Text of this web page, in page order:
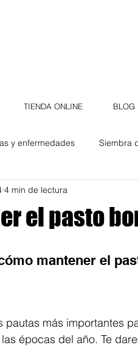
TIENDA ONLINE BLOG
y enfermedades Siembra
de golf
el pasto
4 min de lectura
mantener el
pautas más importantes
épocas del año. Te